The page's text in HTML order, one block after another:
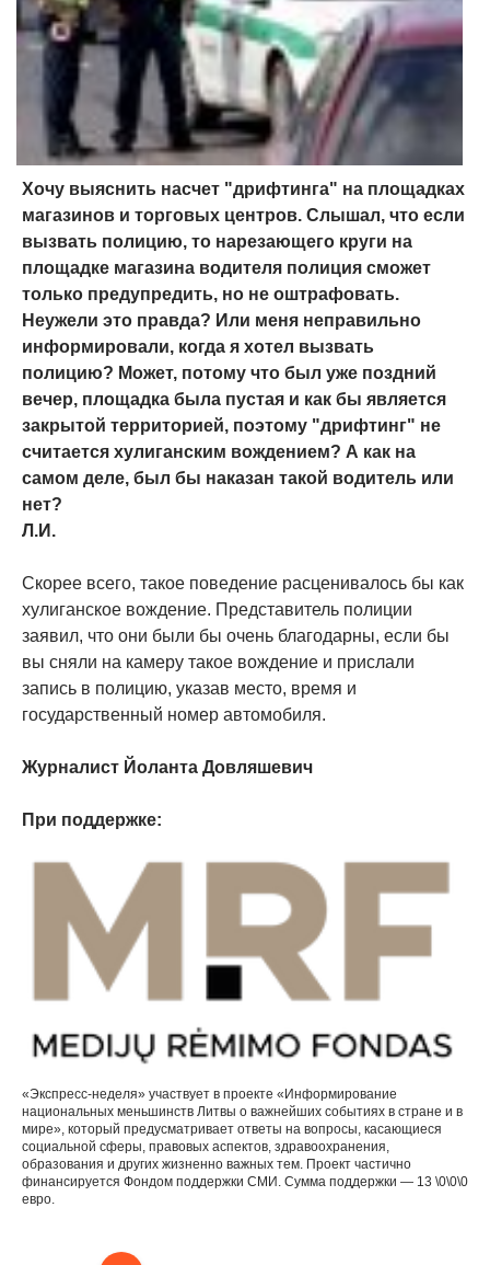
Хочу выяснить насчет "дрифтинга" на площадках
магазинов и торговых центров. Слышал, что если
вызвать полицию, то нарезающего круги на
площадке магазина водителя полиция сможет
только предупредить, но не оштрафовать.
Неужели это правда? Или меня неправильно
информировали, когда я хотел вызвать
полицию? Может, потому что был уже поздний
вечер, площадка была пустая и как бы является
закрытой территорией, поэтому "дрифтинг" не
считается хулиганским вождением? А как на
самом деле, был бы наказан такой водитель или
нет?
Л.И.
Скорее всего, такое поведение расценивалось бы как
хулиганское вождение. Представитель полиции
заявил, что они были бы очень благодарны, если бы
вы сняли на камеру такое вождение и прислали
запись в полицию, указав место, время и
государственный номер автомобиля.
Журналист Йоланта Довляшевич
При поддержке:
«Экспресс-неделя» участвует в проекте «Информирование
национальных меньшинств Литвы о важнейших событиях в стране и в
мире», который предусматривает ответы на вопросы, касающиеся
социальной сферы, правовых аспектов, здравоохранения,
образования и других жизненно важных тем. Проект частично
финансируется Фондом поддержки СМИ. Сумма поддержки — 13 \0\0\0
евро.